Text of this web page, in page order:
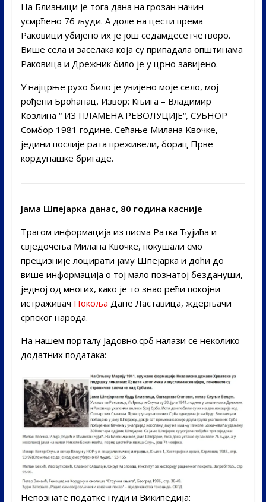
На Близници је тога дана на грозан начин
усмрћено 76 људи. А доле на цести према
Раковици убијено их је још седамдесетчетворо.
Више села и заселака која су припадала општинама
Раковица и Дрежник било је у црно завијено.
У најцрње рухо било је увијено моје село, мој
рођени Броћанац. Извор: Књига – Владимир
Козлина “ ИЗ ПЛАМЕНА РЕВОЛУЦИЈЕ“, СУБНОР
Сомбор 1981 године. Сећање Милана Kвочке,
једини послије рата преживели, борац Прве
кордунашке бригаде.
Јама Шпејарка данас, 80 година касније
Трагом информација из писма Ратка Ћујића и
свједочења Милана Квочке, покушали смо
прецизније лоцирати јаму Шпејарка и доћи до
више информација о тој мало познатој бездануши,
једној од многих, како је то знао рећи покојни
истраживач Покоља Дане Ластавица, ждерњачи
српског народа.
На нашем порталу Јадовно.срб налази се неколико
додатних података:
Непознате податке нуди и Википедија: